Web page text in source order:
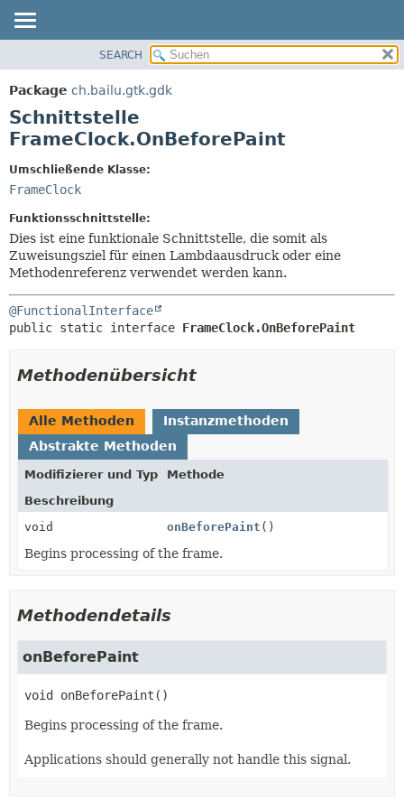
PACKAGE
KLASSE
BAUM
INDEX
KONSTRUKTOR
METHODE
SEARCH
Package ch.bailu.gtk.gdk
Schnittstelle
FrameClock.OnBeforePaint
Umschließende Klasse:
FrameClock
Funktionsschnittstelle:
Dies ist eine funktionale Schnittstelle, die somit als
Zuweisungsziel für einen Lambdaausdruck oder eine
Methodenreferenz verwendet werden kann.
@FunctionalInterface
public static interface FrameClock.OnBeforePaint
Methodenübersicht
Alle Methoden
Instanzmethoden
Abstrakte Methoden
Modifizierer und Typ
Methode
Beschreibung
void
onBeforePaint ()
Begins processing of the frame.
Methodendetails
onBeforePaint
void onBeforePaint ()
Begins processing of the frame.
Applications should generally not handle this signal.